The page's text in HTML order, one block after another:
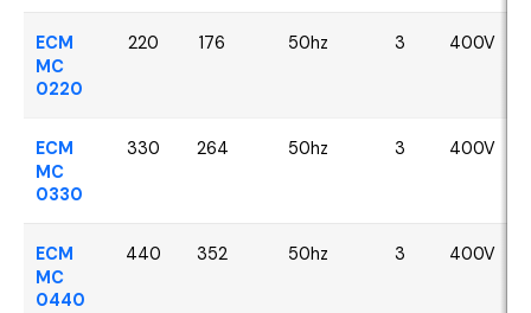
ECM
MC
0220
220 176 50hz 3 400V
ECM
MC
0330
330 264 50hz 3 400V
ECM
MC
0440
440 352 50hz 3 400V